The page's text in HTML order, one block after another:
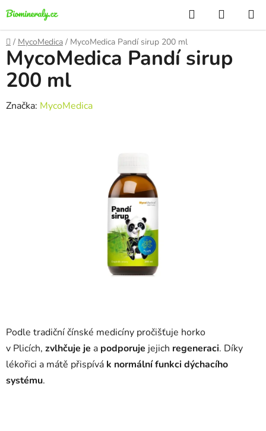
Přejít
na
obsah
Hledat
KOŠÍK
Domů
/ MycoMedica / MycoMedica Pandí sirup 200 ml
Podle tradiční čínské medicíny pročišťuje horko
v Plicích, zvlhčuje je a podporuje jejich regeneraci. Díky
lékořici a mátě přispívá k normální funkci dýchacího
systému.
MycoMedica Pandí sirup
200 ml
Značka: MycoMedica